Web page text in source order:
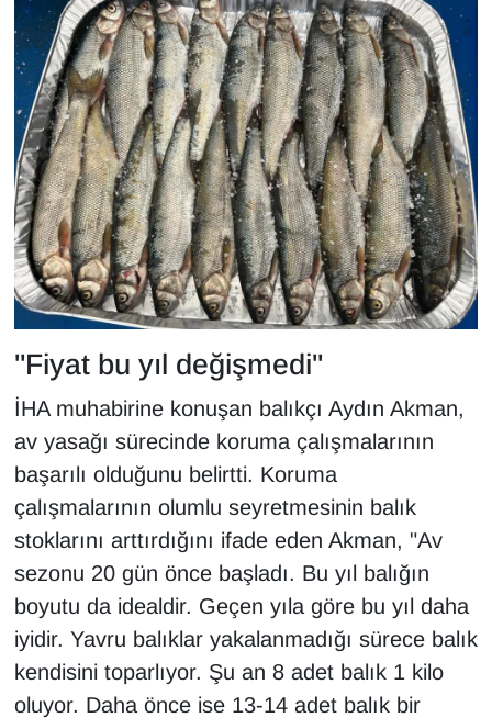
"Fiyat bu yıl değişmedi"
İHA muhabirine konuşan balıkçı Aydın Akman,
av yasağı sürecinde koruma çalışmalarının
başarılı olduğunu belirtti. Koruma
çalışmalarının olumlu seyretmesinin balık
stoklarını arttırdığını ifade eden Akman, "Av
sezonu 20 gün önce başladı. Bu yıl balığın
boyutu da idealdir. Geçen yıla göre bu yıl daha
iyidir. Yavru balıklar yakalanmadığı sürece balık
kendisini toparlıyor. Şu an 8 adet balık 1 kilo
oluyor. Daha önce ise 13-14 adet balık bir
Kültür & Sanat
KURDÎ
MAGAZİN
MEDYA
ONE EKONOMİ
POLİTİKA
Resmi İlanlar
RÖPORTAJ
SAĞLIK
Seri İlan
Sinema - TV
SİYASET
SPOR